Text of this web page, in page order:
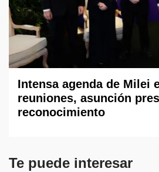
Intensa agenda de Milei
reuniones, asunción
reconocimiento
Te puede interesar